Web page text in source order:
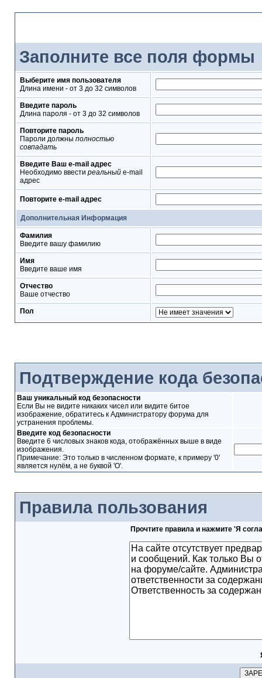
Заполните все поля формы
Выберите имя пользователя
Длина имени - от 3 до 32 символов
Введите пароль
Длина пароля - от 3 до 32 символов
Повторите пароль
Пароли должны полностью
совпадать
Введите Ваш e-mail адрес
Необходимо ввести реальныйe-mail
адрес
Повторите e-mail адрес
Дополнительная Информация
Фамилия
Введите вашу фамилию
Имя
Введите ваше имя
Отчество
Ваше отчество
Пол
Подтверждение кода
Ваш уникальный код безопасности
Если Вы не видите никаких чисел или видите битое
изображение, обратитесь к Администратору форума для
устранения проблемы.
Введите код безопасности
Введите 6 числовых знаков кода, отображённых выше в виде
изображения.
Примечание: Это только в численном формате, к примеру '0'
является нулём, а не буквой 'O'.
Правила пользования
Прочтите правила и нажмите 'Я